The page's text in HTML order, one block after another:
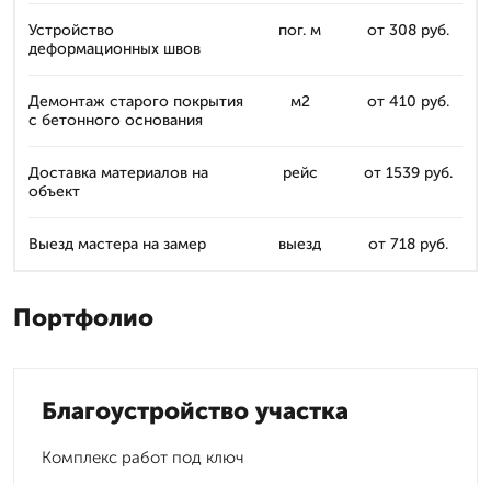
Устройство
деформационных швов
пог. м от 308 руб.
Демонтаж старого покрытия
с бетонного основания
м2 от 410 руб.
Доставка материалов на
объект
рейс от 1539 руб.
Выезд мастера на замер выезд от 718 руб.
Портфолио
Благоустройство участка
Комплекс работ под ключ